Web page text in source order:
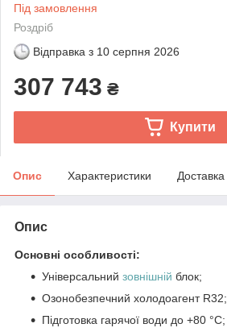
Під замовлення
Роздріб
Відправка з 10 серпня 2026
307 743 ₴
Купити
Опис Характеристики Доставка
Опис
Основні особливості:
Універсальний зовнішній блок;
Озонобезпечний холодоагент R32;
Підготовка гарячої води до +80 °C;